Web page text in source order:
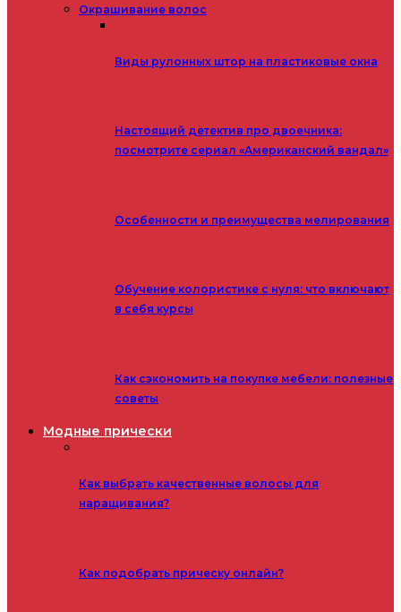
Окрашивание волос
Виды рулонных штор на пластиковые окна
Настоящий детектив про двоечника:
посмотрите сериал «Американский вандал»
Особенности и преимущества мелирования
Обучение колористике с нуля: что включают
в себя курсы
Как сэкономить на покупке мебели: полезные
советы
Модные прически
Как выбрать качественные волосы для
наращивания?
Как подобрать прическу онлайн?